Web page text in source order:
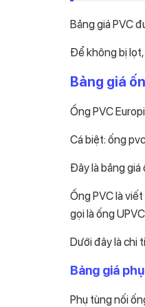
Bảng giá PVC
Để không bị
Bảng giá
Ống PVC
Cá biệt: ống
Đây là bảng
Ống PVC là
gọi là ống UPVC
Dưới đây là chi
Bảng giá
Phụ tùng nối